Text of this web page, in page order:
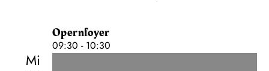
Opernfoyer
09:30 - 10:30
Mi